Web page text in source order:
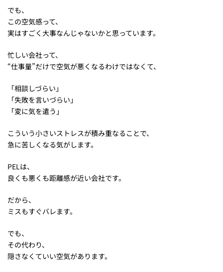
でも、
この空気感って、
実はすごく大事なんじゃないかと思っています。
忙しい会社って、
“仕事量”だけで空気が悪くなるわけではなくて、
「相談しづらい」
「失敗を言いづらい」
「変に気を遣う」
こういう小さいストレスが積み重なることで、
急に苦しくなる気がします。
PELは、
良くも悪くも距離感が近い会社です。
だから、
ミスもすぐバレます。
でも、
その代わり、
隠さなくていい空気があります。